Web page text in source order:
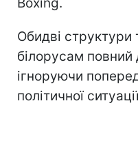
Boxing.
Обидві
білорусам повний
ігноруючи
політичної